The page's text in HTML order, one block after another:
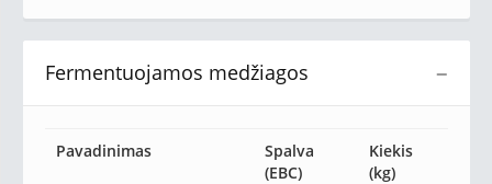
−
Fermentuojamos medžiagos
Pavadinimas
Spalva
(EBC)
Kiekis
(kg)